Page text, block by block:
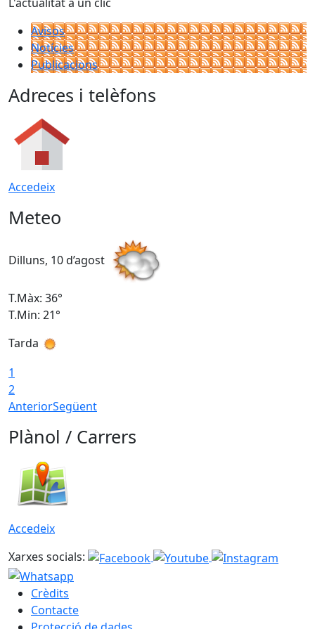
L'actualitat a un clic
Avisos
Notícies
Publicacions
Adreces i telèfons
Accedeix
Meteo
Dilluns, 10 d’agost
T.Màx: 36°
T.Min: 21°
Tarda
1
2
AnteriorSegüent
Plànol / Carrers
Accedeix
Xarxes socials:
Crèdits
Contacte